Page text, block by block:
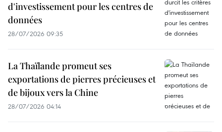
d'investissement pour les centres de
données
28/07/2026 09:35
La Thaïlande promeut ses
exportations de pierres précieuses et
de bijoux vers la Chine
28/07/2026 04:14